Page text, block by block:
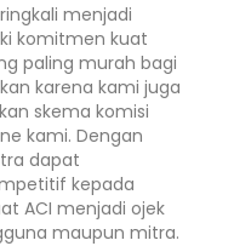
menjadi
komitmen kuat
paling murah bagi
karena kami juga
skema komisi
kami. Dengan
dapat
kepada
ACI menjadi ojek
maupun mitra.